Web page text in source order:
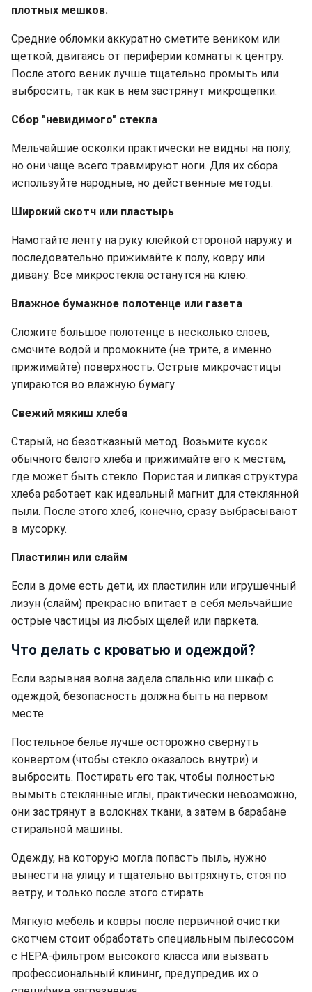
плотных мешков.
Средние обломки аккуратно сметите веником или
щеткой, двигаясь от периферии комнаты к центру.
После этого веник лучше тщательно промыть или
выбросить, так как в нем застрянут микрощепки.
Сбор "невидимого" стекла
Мельчайшие осколки практически не видны на полу,
но они чаще всего травмируют ноги. Для их сбора
используйте народные, но действенные методы:
Широкий скотч или пластырь
Намотайте ленту на руку клейкой стороной наружу и
последовательно прижимайте к полу, ковру или
дивану. Все микростекла останутся на клею.
Влажное бумажное полотенце или газета
Сложите большое полотенце в несколько слоев,
смочите водой и промокните (не трите, а именно
прижимайте) поверхность. Острые микрочастицы
упираются во влажную бумагу.
Свежий мякиш хлеба
Старый, но безотказный метод. Возьмите кусок
обычного белого хлеба и прижимайте его к местам,
где может быть стекло. Пористая и липкая структура
хлеба работает как идеальный магнит для стеклянной
пыли. После этого хлеб, конечно, сразу выбрасывают
в мусорку.
Пластилин или слайм
Если в доме есть дети, их пластилин или игрушечный
лизун (слайм) прекрасно впитает в себя мельчайшие
острые частицы из любых щелей или паркета.
Что делать с кроватью и одеждой?
Если взрывная волна задела спальню или шкаф с
одеждой, безопасность должна быть на первом
месте.
Постельное белье лучше осторожно свернуть
конвертом (чтобы стекло оказалось внутри) и
выбросить. Постирать его так, чтобы полностью
вымыть стеклянные иглы, практически невозможно,
они застрянут в волокнах ткани, а затем в барабане
стиральной машины.
Одежду, на которую могла попасть пыль, нужно
вынести на улицу и тщательно вытряхнуть, стоя по
ветру, и только после этого стирать.
Мягкую мебель и ковры после первичной очистки
скотчем стоит обработать специальным пылесосом
с HEPA-фильтром высокого класса или вызвать
профессиональный клининг, предупредив их о